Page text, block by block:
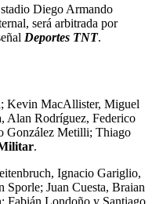
Diego Armando
será arbitrada por
Deportes TNT.
Kevin MacAllister, Miguel
Alan Rodríguez, Federico
González Metilli; Thiago
.
Ignacio Gariglio,
Juan Cuesta, Braian
Fabián Londoño y Santiago